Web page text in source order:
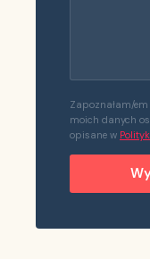
Zapoznałam/
moich danych
opisane w